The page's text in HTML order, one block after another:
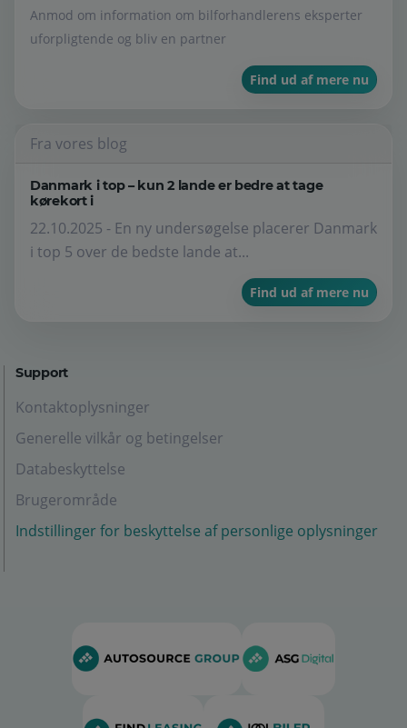
Anmod om information om bilforhandlerens eksperter
uforpligtende og bliv en partner
Find ud af mere nu
Fra vores blog
Danmark i top – kun 2 lande er bedre at tage
kørekort i
22.10.2025 - En ny undersøgelse placerer Danmark
i top 5 over de bedste lande at...
Find ud af mere nu
Support
Kontaktoplysninger
Generelle vilkår og betingelser
Databeskyttelse
Brugerområde
Indstillinger for beskyttelse af personlige oplysninger